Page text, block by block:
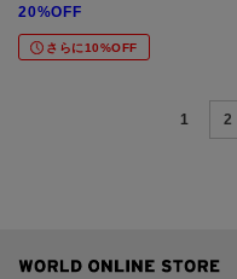
20%OFF
さらに10%OFF
1 2